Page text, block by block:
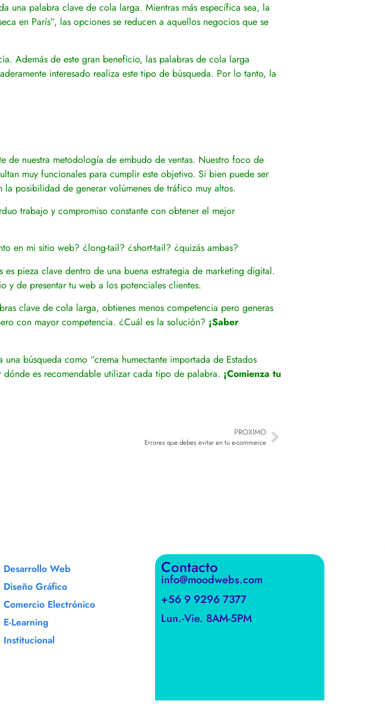
una palabra clave de cola larga. Mientras más específica sea, la
en París”, las opciones se reducen a aquellos negocios que se
Además de este gran beneficio, las palabras de cola larga
interesado realiza este tipo de búsqueda. Por lo tanto, la
de nuestra metodología de embudo de ventas. Nuestro foco de
muy funcionales para cumplir este objetivo. Si bien puede ser
la posibilidad de generar volúmenes de tráfico muy altos.
trabajo y compromiso constante con obtener el mejor
en mi sitio web? ¿long-tail? ¿short-tail? ¿quizás ambas?
pieza clave dentro de una buena estrategia de marketing digital.
y de presentar tu web a los potenciales clientes.
clave de cola larga, obtienes menos competencia pero generas
con mayor competencia. ¿Cuál es la solución? ¡Saber
búsqueda como “crema humectante importada de Estados
dónde es recomendable utilizar cada tipo de palabra. ¡Comienza tu
PROXIMO
Errores que debes evitar en tu e-commerce
Desarrollo Web
Diseño Gráfico
Comercio Electrónico
E-Learning
Institucional
Contacto
info@moodwebs.com
+56 9 9296 7377
Lun.-Vie. 8AM-5PM